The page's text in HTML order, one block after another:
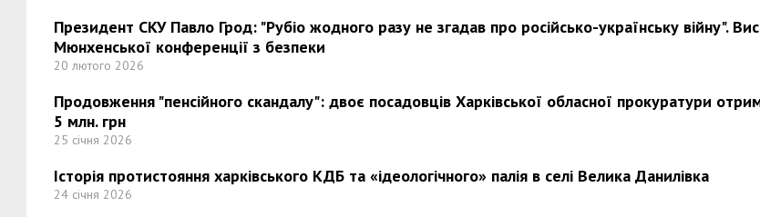
Президент СКУ Павло Грод: "Рубіо жодного разу не згадав про російсько-українську війну".
Мюнхенської конференції з безпеки
20 лютого 2026
Продовження "пенсійного скандалу": двоє посадовців Харківської обласної прокуратури
5 млн. грн
25 січня 2026
Історія протистояння харківського КДБ та «ідеологічного» палія в селі Велика Данилівка
24 січня 2026